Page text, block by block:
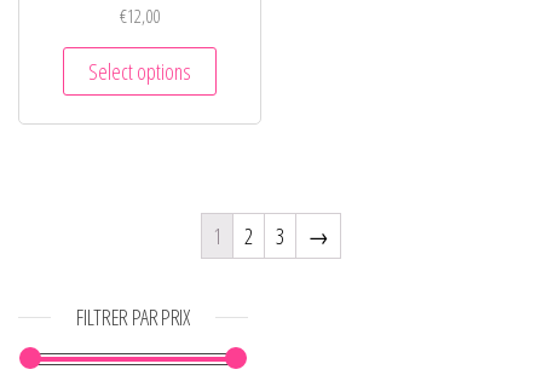
€12,00
Select options
1 2 3 →
FILTRER PAR PRIX